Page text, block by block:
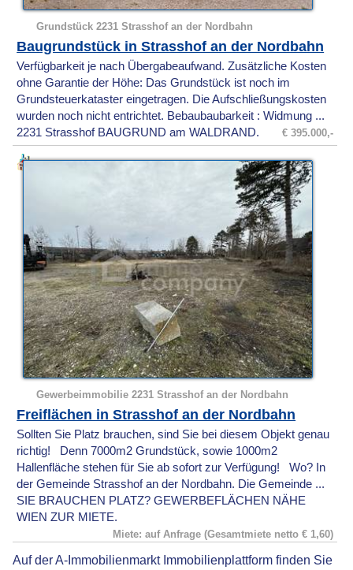
Grundstück 2231 Strasshof an der Nordbahn
Baugrundstück in Strasshof an der Nordbahn
Verfügbarkeit je nach Übergabeaufwand. Zusätzliche Kosten
ohne Garantie der Höhe: Das Grundstück ist noch im
Grundsteuerkataster eingetragen. Die Aufschließungskosten
wurden noch nicht entrichtet. Bebaubaubarkeit : Widmung ...
2231 Strasshof BAUGRUND am WALDRAND.
€ 395.000,-
Gewerbeimmobilie 2231 Strasshof an der Nordbahn
Freiflächen in Strasshof an der Nordbahn
Sollten Sie Platz brauchen, sind Sie bei diesem Objekt genau
richtig! Denn 7000m2 Grundstück, sowie 1000m2
Hallenfläche stehen für Sie ab sofort zur Verfügung! Wo? In
der Gemeinde Strasshof an der Nordbahn. Die Gemeinde ...
SIE BRAUCHEN PLATZ? GEWERBEFLÄCHEN NÄHE
WIEN ZUR MIETE.
Miete: auf Anfrage (Gesamtmiete netto € 1,60)
Auf der A-Immobilienmarkt Immobilienplattform finden Sie